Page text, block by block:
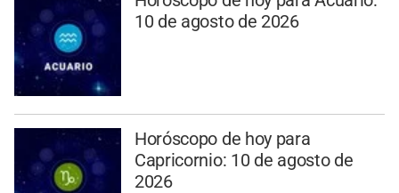
10 de agosto de 2026
Horóscopo de hoy para
Capricornio: 10 de agosto de
2026